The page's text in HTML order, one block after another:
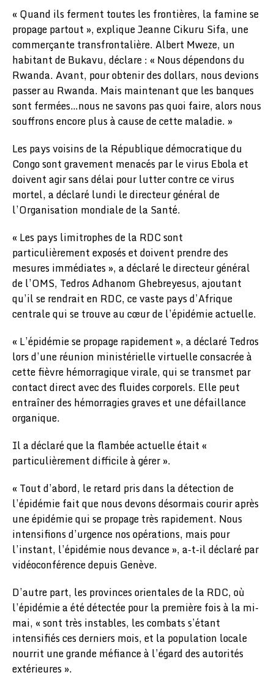
« Quand ils ferment toutes les frontières, la famine se
propage partout », explique Jeanne Cikuru Sifa, une
commerçante transfrontalière. Albert Mweze, un
habitant de Bukavu, déclare : « Nous dépendons du
Rwanda. Avant, pour obtenir des dollars, nous devions
passer au Rwanda. Mais maintenant que les banques
sont fermées…nous ne savons pas quoi faire, alors nous
souffrons encore plus à cause de cette maladie. »
Les pays voisins de la République démocratique du
Congo sont gravement menacés par le virus Ebola et
doivent agir sans délai pour lutter contre ce virus
mortel, a déclaré lundi le directeur général de
l’Organisation mondiale de la Santé.
« Les pays limitrophes de la RDC sont
particulièrement exposés et doivent prendre des
mesures immédiates », a déclaré le directeur général
de l’OMS, Tedros Adhanom Ghebreyesus, ajoutant
qu’il se rendrait en RDC, ce vaste pays d’Afrique
centrale qui se trouve au cœur de l’épidémie actuelle.
« L’épidémie se propage rapidement », a déclaré Tedros
lors d’une réunion ministérielle virtuelle consacrée à
cette fièvre hémorragique virale, qui se transmet par
contact direct avec des fluides corporels. Elle peut
entraîner des hémorragies graves et une défaillance
organique.
Il a déclaré que la flambée actuelle était «
particulièrement difficile à gérer ».
« Tout d’abord, le retard pris dans la détection de
l’épidémie fait que nous devons désormais courir après
une épidémie qui se propage très rapidement. Nous
intensifions d’urgence nos opérations, mais pour
l’instant, l’épidémie nous devance », a-t-il déclaré par
vidéoconférence depuis Genève.
D’autre part, les provinces orientales de la RDC, où
l’épidémie a été détectée pour la première fois à la mi-
mai, « sont très instables, les combats s’étant
intensifiés ces derniers mois, et la population locale
nourrit une grande méfiance à l’égard des autorités
extérieures ».